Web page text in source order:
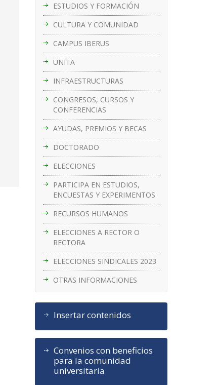
ESTUDIOS Y FORMACIÓN
CULTURA Y COMUNIDAD
CAMPUS IBERUS
UNITA
INFRAESTRUCTURAS
CONGRESOS, CURSOS Y
CONFERENCIAS
AYUDAS, PREMIOS Y BECAS
DOCTORADO
ELECCIONES
PARTICIPA EN ESTUDIOS,
ENCUESTAS Y EXPERIMENTOS
RECURSOS HUMANOS
ELECCIONES A RECTOR O
RECTORA
ELECCIONES SINDICALES 2023
OTRAS INFORMACIONES
Insertar contenidos
Convenios con beneficios
para la comunidad
universitaria